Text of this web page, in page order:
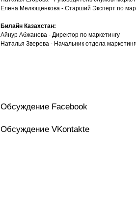
Елена Мелющенкова - Старший Эксперт по
Билайн Казахстан:
Айнур Абжанова - Директор по маркетингу
Наталья Зверева - Начальник отдела
Обсуждение Facebook
Обсуждение VKontakte